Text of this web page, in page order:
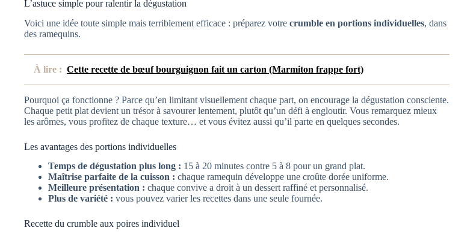
L’astuce simple pour ralentir la dégustation
Voici une idée toute simple mais terriblement efficace : préparez votre crumble en portions individuelles, dans
des ramequins.
À lire : Cette recette de bœuf bourguignon fait un carton (Marmiton frappe fort)
Pourquoi ça fonctionne ? Parce qu’en limitant visuellement chaque part, on encourage la dégustation consciente.
Chaque petit plat devient un trésor à savourer lentement, plutôt qu’un défi à engloutir. Vous remarquez mieux
les arômes, vous profitez de chaque texture… et vous évitez aussi qu’il parte en quelques secondes.
Les avantages des portions individuelles
Temps de dégustation plus long : 15 à 20 minutes contre 5 à 8 pour un grand plat.
Maîtrise parfaite de la cuisson : chaque ramequin développe une croûte dorée uniforme.
Meilleure présentation : chaque convive a droit à un dessert raffiné et personnalisé.
Plus de variété : vous pouvez varier les recettes dans une seule fournée.
Recette du crumble aux poires individuel